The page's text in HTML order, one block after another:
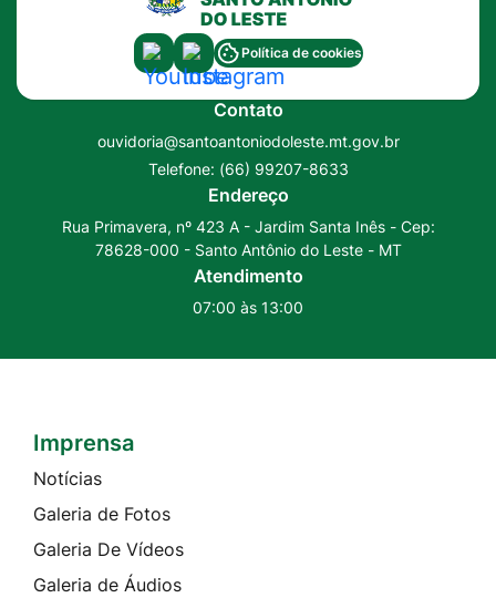
Acessar
a
Social
Youtube
Acessar
a
Rede
Social
Instagram
Política de cookies
Contato
ouvidoria@santoantoniodoleste.mt.gov.br
Telefone: (66) 99207-8633
Endereço
Rua Primavera, nº 423 A - Jardim Santa Inês - Cep:
78628-000 - Santo Antônio do Leste - MT
Atendimento
07:00 às 13:00
Seção do Rodapé e Contato
Imprensa
Notícias
Galeria de Fotos
Galeria De Vídeos
Galeria de Áudios